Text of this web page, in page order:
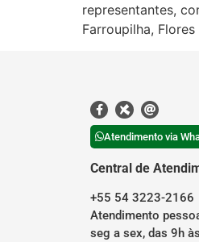
representantes,
Farroupilha,
Atendimento via
Central de
+55 54 3223-2166
Atendimento
seg a sex, das 9h